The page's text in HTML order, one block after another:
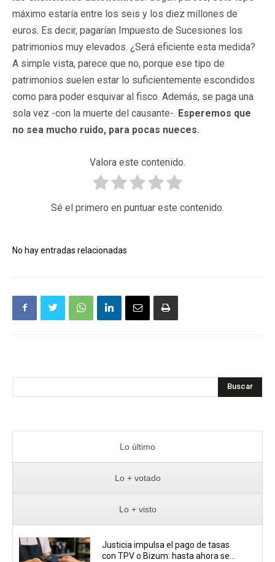
máximo estaría entre los seis y los diez millones de
euros. Es decir, pagarían Impuesto de Sucesiones los
patrimonios muy elevados. ¿Será eficiente esta medida?
A simple vista, parece que no, porque ese tipo de
patrimonios suelen estar lo suficientemente escondidos
como para poder esquivar al fisco. Además, se paga una
sola vez -con la muerte del causante-. Esperemos que
no sea mucho ruido, para pocas nueces.
Valora este contenido.
Sé el primero en puntuar este contenido.
No hay entradas relacionadas
Buscar
Lo último
Lo + votado
Lo + visto
Justicia impulsa el pago de tasas
con TPV o Bizum: hasta ahora se...